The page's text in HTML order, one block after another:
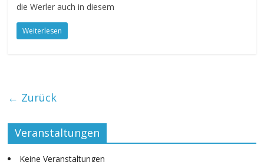
die Werler auch in diesem
Weiterlesen
← Zurück
Veranstaltungen
Keine Veranstaltungen